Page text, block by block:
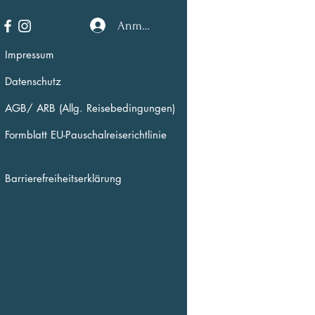
Anmelden
Impressum
Datenschutz
AGB/ ARB (Allg. Reisebedingungen)
Formblatt EU-Pauschalreiserichtlinie
Barrierefreiheitserklärung